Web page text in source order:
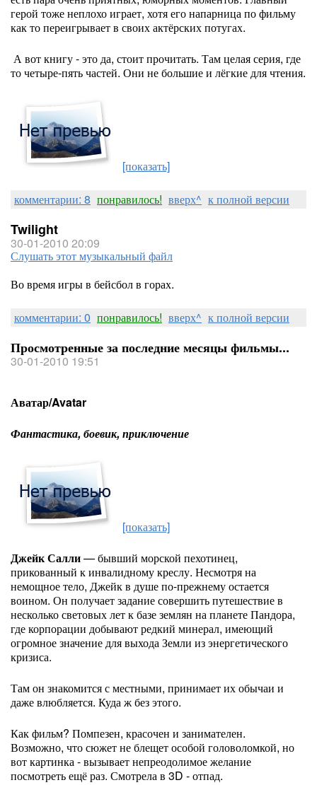
герой тоже неплохо играет, хотя его напарница по фильму
как то переигрывает в своих актёрских потугах.
А вот книгу - это да, стоит прочитать. Там целая серия, где
то четыре-пять частей. Они не большие и лёгкие для чтения.
[показать]
комментарии: 8 понравилось! вверх^ к полной версии
Twilight
30-01-2010 20:09
Слушать этот музыкальный файл
Во время игры в бейсбол в горах.
комментарии: 0 понравилось! вверх^ к полной версии
Просмотренные за последние месяцы фильмы...
30-01-2010 19:51
Аватар/Avatar
Фантастика, боевик, приключение
[показать]
Джейк Салли— бывший морской пехотинец,
прикованный к инвалидному креслу. Несмотря на
немощное тело, Джейк в душе по-прежнему остается
воином. Он получает задание совершить путешествие в
несколько световых лет к базе землян на планете Пандора,
где корпорации добывают редкий минерал, имеющий
огромное значение для выхода Земли из энергетического
кризиса.
Там он знакомится с местными, принимает их обычаи и
даже влюбляется. Куда ж без этого.
Как фильм? Помпезен, красочен и занимателен.
Возможно, что сюжет не блещет особой головоломкой, но
вот картинка - вызывает непреодолимое желание
посмотреть ещё раз. Смотрела в 3D - отпад.